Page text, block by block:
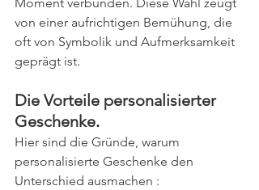
Moment verbunden. Diese Wahl zeugt
von einer aufrichtigen Bemühung, die
oft von Symbolik und Aufmerksamkeit
geprägt ist.
Die Vorteile personalisierter
Geschenke.
Hier sind die Gründe, warum
personalisierte Geschenke den
Unterschied ausmachen :